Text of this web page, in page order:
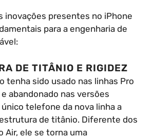
inovações presentes no iPhone
para a engenharia de
DE TITÂNIO E RIGIDEZ
tenha sido usado nas linhas Pro
abandonado nas versões
telefone da nova linha a
de titânio. Diferente dos
Air, ele se torna uma